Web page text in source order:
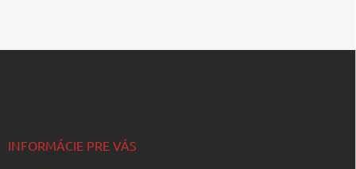
INFORMÁCIE PRE VÁS